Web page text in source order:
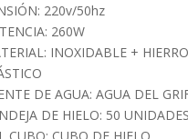
220v/50hz
260W
INOXIDABLE +
DE AGUA: AGUA DEL
DE HIELO: 50